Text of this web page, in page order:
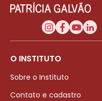
O INSTITUTO
Sobre o Instituto
Contato e cadastro